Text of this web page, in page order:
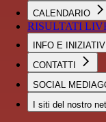
CALENDARIO
RISULTATI
INFO E
CONTATTI
SOCIAL
I siti del nostro